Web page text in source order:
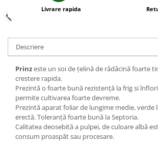
Livrare rapida
Descriere
Prinzeste un soi de țelină de rădăcină foarte
crestere rapida.
Prezintă o foarte bună rezistență la frig si
permite cultivarea foarte devreme.
Prezintă aparat foliar de lungime medie, verde
erectă. Toleranță foarte bună la Septoria.
Calitatea deosebită a pulpei, de culoare albă
consum proaspăt sau procesare.